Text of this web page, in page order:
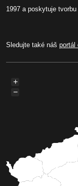
1997 a poskytuje
Sledujte také náš portál
+
−